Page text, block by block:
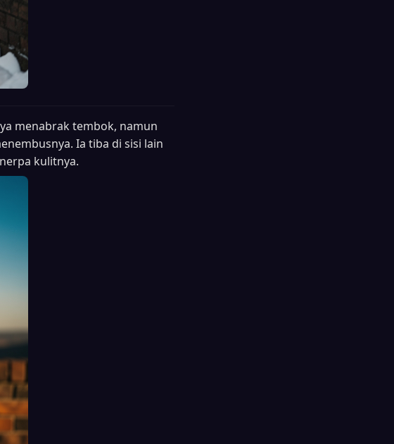
menabrak tembok, namun
Ia tiba di sisi lain
kulitnya.